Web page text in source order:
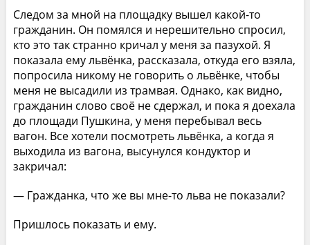
Следом за мной на площадку вышел какой-то
гражданин. Он помялся и нерешительно спросил,
кто это так странно кричал у меня за пазухой. Я
показала ему львёнка, рассказала, откуда его взяла,
попросила никому не говорить о львёнке, чтобы
меня не высадили из трамвая. Однако, как видно,
гражданин слово своё не сдержал, и пока я доехала
до площади Пушкина, у меня перебывал весь
вагон. Все хотели посмотреть львёнка, а когда я
выходила из вагона, высунулся кондуктор и
закричал:
— Гражданка, что же вы мне-то льва не показали?
Пришлось показать и ему.